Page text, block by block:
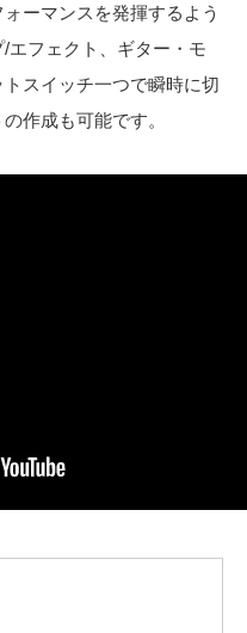
ーマンスを発揮するよう
エフェクト、ギター・モ
スイッチ一つで瞬時に切
作成も可能です。